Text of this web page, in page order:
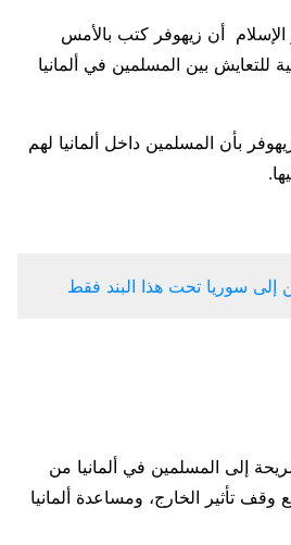
أن زيهوفر كتب بالأمس
للتعايش بين المسلمين في ألمانيا
بأن المسلمين داخل ألمانيا لهم
إلى سوريا تحت هذا البند فقط
إلى المسلمين في ألمانيا من
تأثير الخارج، ومساعدة ألمانيا